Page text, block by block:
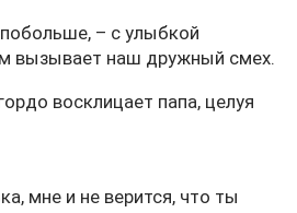
– с улыбкой
вызывает наш дружный смех.
восклицает папа, целуя
мне и не верится, что ты